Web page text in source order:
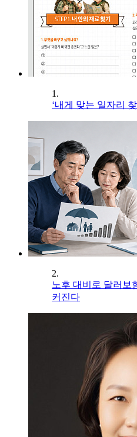
1.
‘내게 맞는 일자리
2.
노후 대비로 달러보
커진다